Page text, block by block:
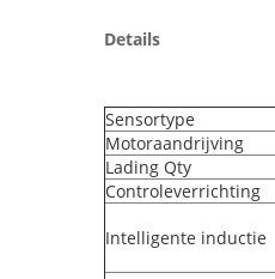
Details
Sensortype
Motoraandrijving
Lading Qty
Controleverrichting
Intelligente inductie